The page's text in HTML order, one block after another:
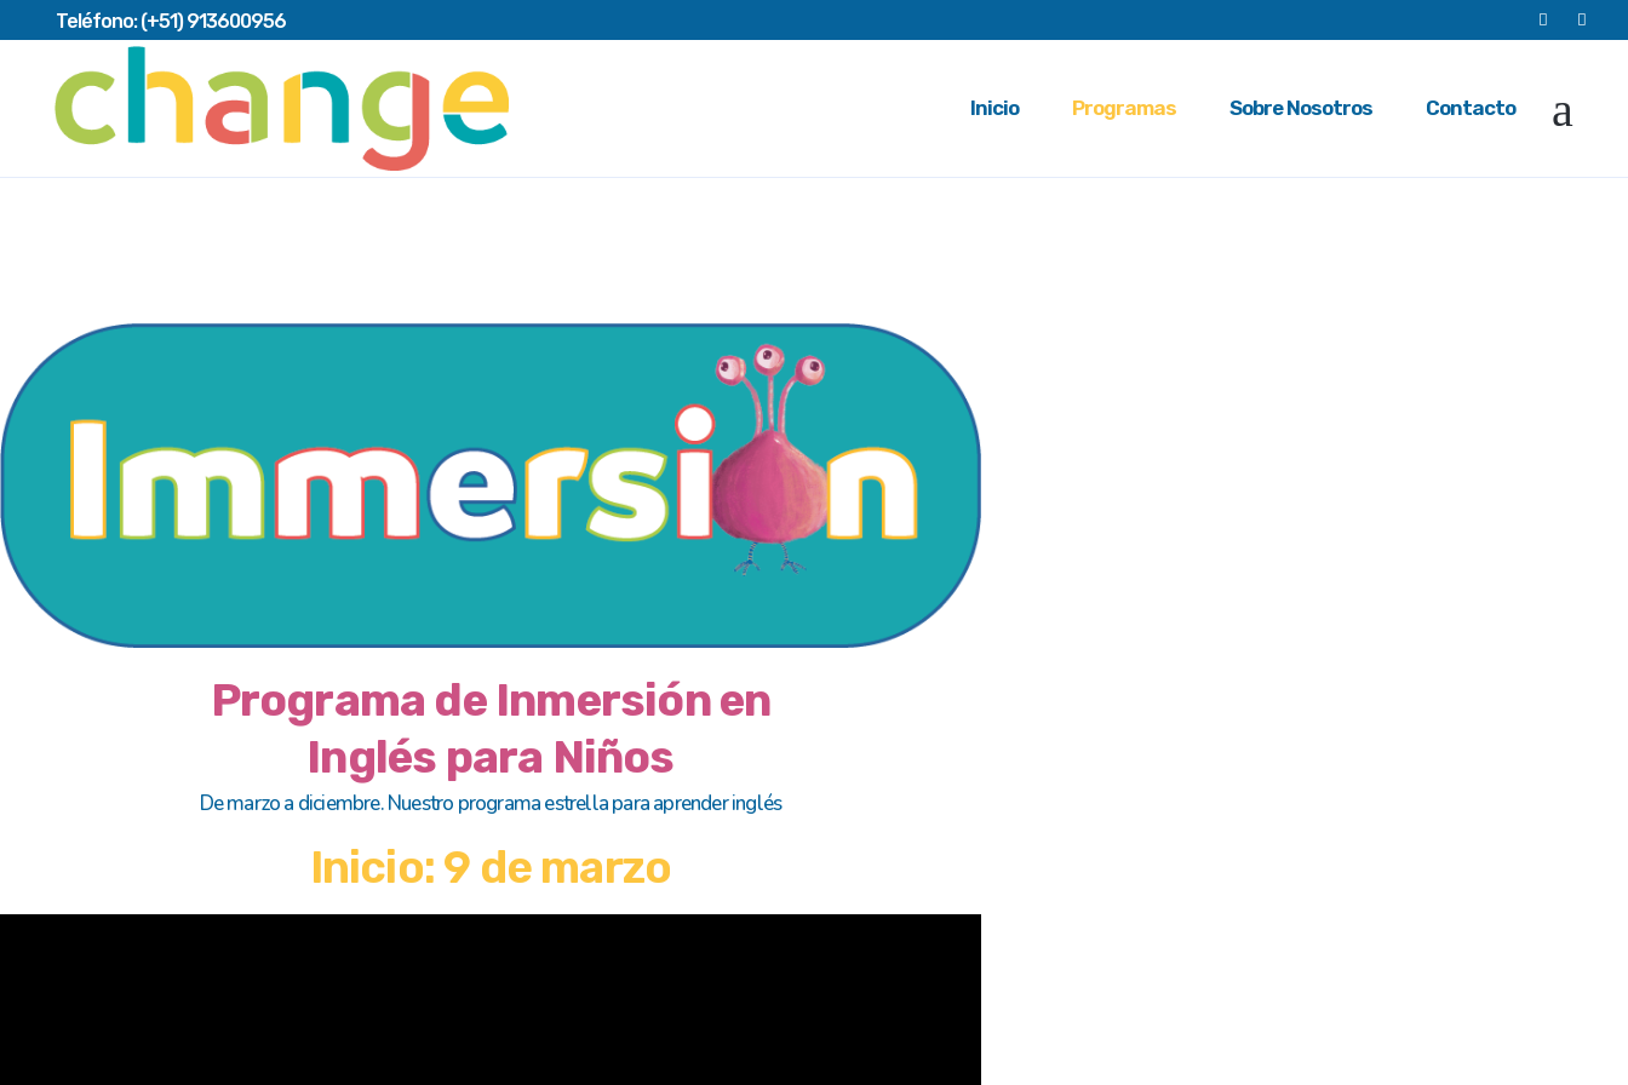
Teléfono:(+51) 913600956
Inicio Programas Sobre Nosotros Contacto
Programa de Inmersión en
Inglés para Niños
De marzo a diciembre. Nuestro programa estrella para aprender inglés
Inicio: 9 de marzo